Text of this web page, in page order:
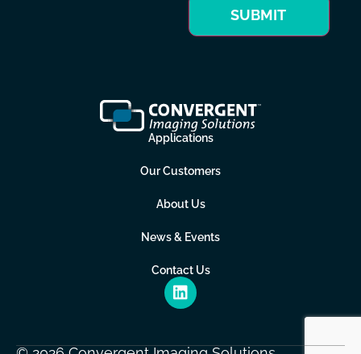
SUBMIT
Applications
Our Customers
About Us
News & Events
Contact Us